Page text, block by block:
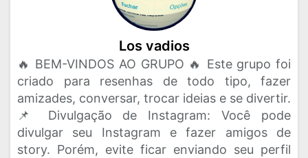
Los vadios
🔥 BEM-VINDOS AO GRUPO 🔥 Este grupo foi
criado para resenhas de todo tipo, fazer
amizades, conversar, trocar ideias e se divertir.
📌 Divulgação de Instagram: Você pode
divulgar seu Instagram e fazer amigos de
story. Porém, evite ficar enviando seu perfil